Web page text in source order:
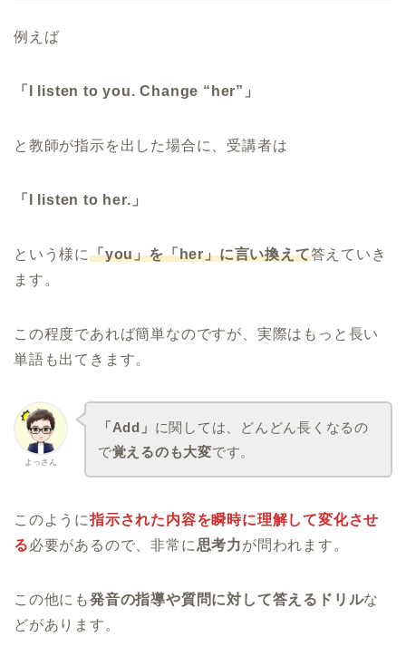
例えば
「I listen to you. Change “her”」
と教師が指示を出した場合に、受講者は
「I listen to her.」
という様に「you」を「her」に言い換えて答えていき
ます。
この程度であれば簡単なのですが、実際はもっと長い
単語も出てきます。
よっさん
「Add」 に関しては、どんどん長くなるの
で覚えるのも大変です。
このように指示された内容を瞬時に理解して変化させ
る必要があるので、非常に思考力が問われます。
この他にも発音の指導や質問に対して答えるドリルな
どがあります。